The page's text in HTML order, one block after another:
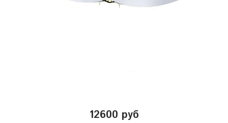
12600 руб